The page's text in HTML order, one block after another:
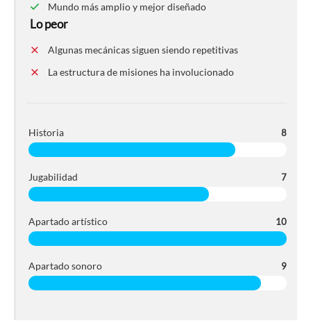
Mundo más amplio y mejor diseñado
Lo peor
Algunas mecánicas siguen siendo repetitivas
La estructura de misiones ha involucionado
Historia 8
Jugabilidad 7
Apartado artístico 10
Apartado sonoro 9